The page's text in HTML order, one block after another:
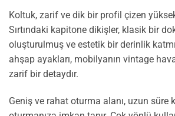
Koltuk, zarif ve dik bir profil çizen yüksek
Sırtındaki kapitone dikişler, klasik bir
oluşturulmuş ve estetik bir derinlik
ahşap ayakları, mobilyanın vintage
zarif bir detaydır.
Geniş ve rahat oturma alanı, uzun süre